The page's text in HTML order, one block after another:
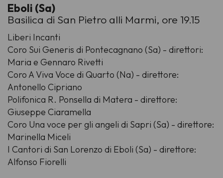
Eboli (Sa)
Basilica di San Pietro alli Marmi, ore 19.15
Liberi Incanti
Coro Sui Generis di Pontecagnano (Sa) - direttori:
Maria e Gennaro Rivetti
Coro A Viva Voce di Quarto (Na) - direttore:
Antonello Cipriano
Polifonica R. Ponsella di Matera - direttore:
Giuseppe Ciaramella
Coro Una voce per gli angeli di Sapri (Sa) - direttore:
Marinella Miceli
I Cantori di San Lorenzo di Eboli (Sa) - direttore:
Alfonso Fiorelli